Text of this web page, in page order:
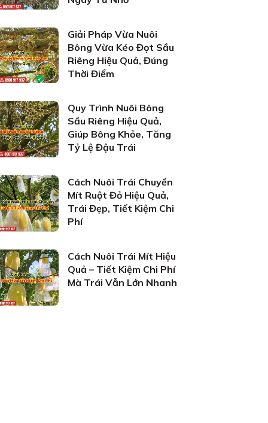
Giải Pháp Vừa Nuôi
Bông Vừa Kéo Đọt Sầu
Riêng Hiệu Quả, Đúng
Thời Điểm
Quy Trình Nuôi Bông
Sầu Riêng Hiệu Quả,
Giúp Bông Khỏe, Tăng
Tỷ Lệ Đậu Trái
Cách Nuôi Trái Chuyền
Mít Ruột Đỏ Hiệu Quả,
Trái Đẹp, Tiết Kiệm Chi
Phí
Cách Nuôi Trái Mít Hiệu
Quả – Tiết Kiệm Chi Phí
Mà Trái Vẫn Lớn Nhanh